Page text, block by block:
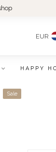
EUR
HAPPY
Sale